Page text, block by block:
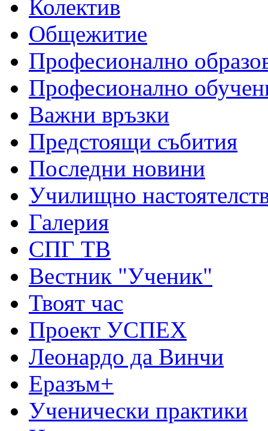
Колектив
Общежитие
Професионално
Професионално
Важни връзки
Предстоящи събития
Последни новини
Училищно
Галерия
СПГ ТВ
Вестник "Ученик"
Твоят час
Проект УСПЕХ
Леонардо да Винчи
Еразъм+
Ученически практики